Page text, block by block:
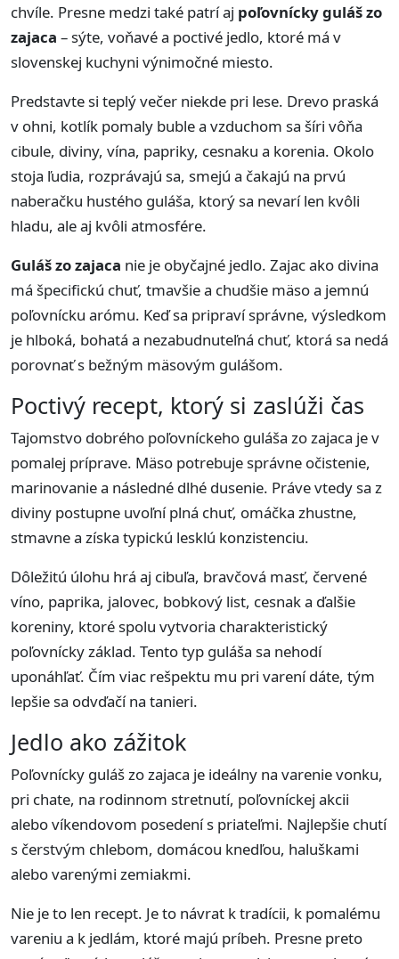
chvíle. Presne medzi také patrí aj poľovnícky guláš zo
zajaca – sýte, voňavé a poctivé jedlo, ktoré má v
slovenskej kuchyni výnimočné miesto.
Predstavte si teplý večer niekde pri lese. Drevo praská
v ohni, kotlík pomaly buble a vzduchom sa šíri vôňa
cibule, diviny, vína, papriky, cesnaku a korenia. Okolo
stoja ľudia, rozprávajú sa, smejú a čakajú na prvú
naberačku hustého guláša, ktorý sa nevarí len kvôli
hladu, ale aj kvôli atmosfére.
Guláš zo zajaca nie je obyčajné jedlo. Zajac ako divina
má špecifickú chuť, tmavšie a chudšie mäso a jemnú
poľovnícku arómu. Keď sa pripraví správne, výsledkom
je hlboká, bohatá a nezabudnuteľná chuť, ktorá sa nedá
porovnať s bežným mäsovým gulášom.
Poctivý recept, ktorý si zaslúži čas
Tajomstvo dobrého poľovníckeho guláša zo zajaca je v
pomalej príprave. Mäso potrebuje správne očistenie,
marinovanie a následné dlhé dusenie. Práve vtedy sa z
diviny postupne uvoľní plná chuť, omáčka zhustne,
stmavne a získa typickú lesklú konzistenciu.
Dôležitú úlohu hrá aj cibuľa, bravčová masť, červené
víno, paprika, jalovec, bobkový list, cesnak a ďalšie
koreniny, ktoré spolu vytvoria charakteristický
poľovnícky základ. Tento typ guláša sa nehodí
uponáhľať. Čím viac rešpektu mu pri varení dáte, tým
lepšie sa odvďačí na tanieri.
Jedlo ako zážitok
Poľovnícky guláš zo zajaca je ideálny na varenie vonku,
pri chate, na rodinnom stretnutí, poľovníckej akcii
alebo víkendovom posedení s priateľmi. Najlepšie chutí
s čerstvým chlebom, domácou knedľou, haluškami
alebo varenými zemiakmi.
Nie je to len recept. Je to návrat k tradícii, k pomalému
vareniu a k jedlám, ktoré majú príbeh. Presne preto